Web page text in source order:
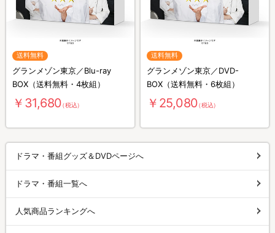
送料無料
グランメゾン東京／Blu-ray
BOX（送料無料・4枚組）
￥31,680（税込）
送料無料
グランメゾン東京／DVD-
BOX（送料無料・6枚組）
￥25,080（税込）
ドラマ・番組グッズ＆DVDページへ
ドラマ・番組一覧へ
人気商品ランキングへ